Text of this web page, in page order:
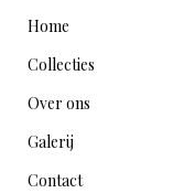
Home
Collecties
Over ons
Galerij
Contact